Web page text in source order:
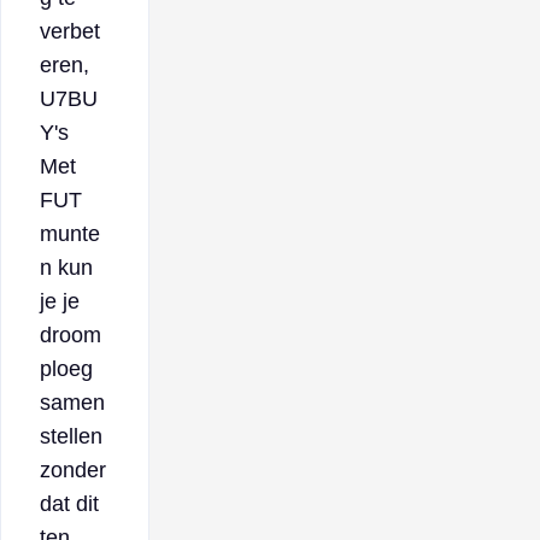
verbet
eren,
U7BU
Y's
Met
FUT
munte
n kun
je je
droom
ploeg
samen
stellen
zonder
dat dit